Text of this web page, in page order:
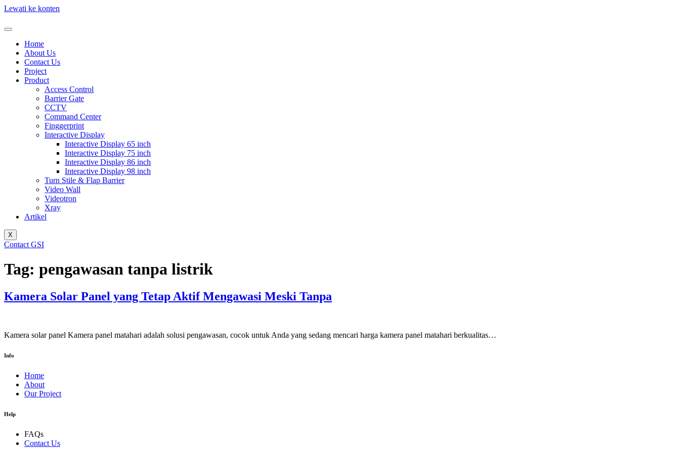
Lewati ke konten
Home
About Us
Contact Us
Project
Product
Access Control
Barrier Gate
CCTV
Command Center
Finggerprint
Interactive Display
Interactive Display 65 inch
Interactive Display 75 inch
Interactive Display 86 inch
Interactive Display 98 inch
Turn Stile & Flap Barrier
Video Wall
Videotron
Xray
Artikel
X
Contact GSI
Tag: pengawasan tanpa listrik
Kamera Solar Panel yang Tetap Aktif Mengawasi Meski Tanpa
Kamera solar panel Kamera panel matahari adalah solusi pengawasan, cocok untuk Anda yang sedang mencari harga kamera panel matahari berkualitas…
Info
Home
About
Our Project
Help
FAQs
Contact Us